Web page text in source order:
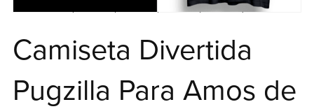
Camiseta Divertida
Pugzilla Para Amos de